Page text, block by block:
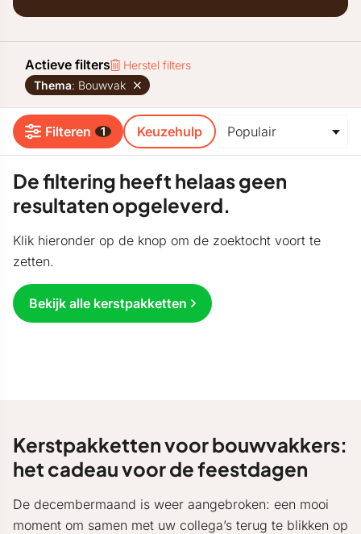
Actieve filters
Herstel filters
Thema: Bouwvak
Filteren 1 Keuzehulp
De filtering heeft helaas geen
resultaten opgeleverd.
Klik hieronder op de knop om de zoektocht voort te
zetten.
Bekijk alle kerstpakketten
Kerstpakketten voor bouwvakkers:
het cadeau voor de feestdagen
De decembermaand is weer aangebroken: een mooi
moment om samen met uw collega’s terug te blikken op